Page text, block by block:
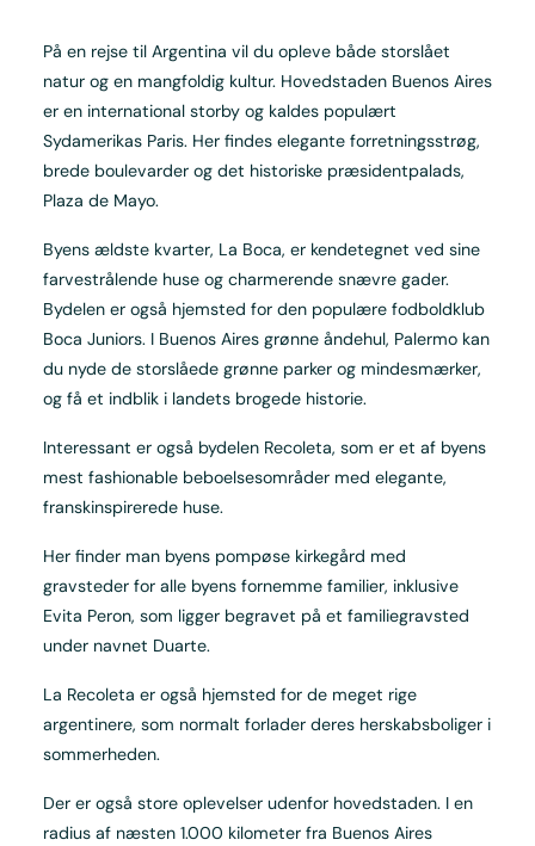
På en rejse til Argentina vil du opleve både storslået
natur og en mangfoldig kultur. Hovedstaden Buenos Aires
er en international storby og kaldes populært
Sydamerikas Paris. Her findes elegante forretningsstrøg,
brede boulevarder og det historiske præsidentpalads,
Plaza de Mayo.
Byens ældste kvarter, La Boca, er kendetegnet ved sine
farvestrålende huse og charmerende snævre gader.
Bydelen er også hjemsted for den populære fodboldklub
Boca Juniors. I Buenos Aires grønne åndehul, Palermo kan
du nyde de storslåede grønne parker og mindesmærker,
og få et indblik i landets brogede historie.
Interessant er også bydelen Recoleta, som er et af byens
mest fashionable beboelsesområder med elegante,
franskinspirerede huse.
Her finder man byens pompøse kirkegård med
gravsteder for alle byens fornemme familier, inklusive
Evita Peron, som ligger begravet på et familiegravsted
under navnet Duarte.
La Recoleta er også hjemsted for de meget rige
argentinere, som normalt forlader deres herskabsboliger i
sommerheden.
Der er også store oplevelser udenfor hovedstaden. I en
radius af næsten 1.000 kilometer fra Buenos Aires